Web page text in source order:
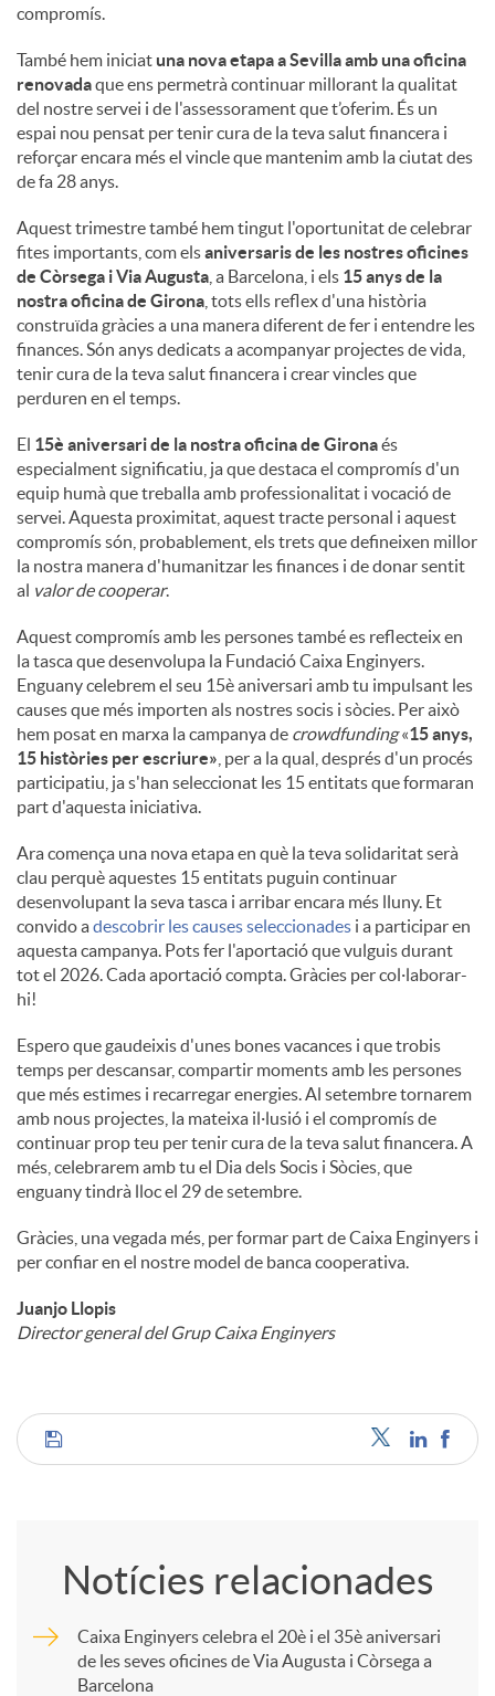
compromís.
També hem iniciat una nova etapa a Sevilla amb una oficina
renovadaque ens permetrà continuar millorant la qualitat
del nostre servei i de l'assessorament que t’oferim. És un
espai nou pensat per tenir cura de la teva salut financera i
reforçar encara més el vincle que mantenim amb la ciutat des
de fa 28 anys.
Aquest trimestre també hem tingut l'oportunitat de celebrar
fites importants, com elsaniversaris de les nostres oficines
de Còrsega i Via Augusta , a Barcelona, ​​i els 15 anys de la
nostra oficina de Girona , tots ells reflex d'una història
construïda gràcies a una manera diferent de fer i entendre les
finances. Són anys dedicats a acompanyar projectes de vida,
tenir cura de la teva salut financera i crear vincles que
perduren en el temps.
El 15è aniversari de la nostra oficina de Gironaés
especialment significatiu, ja que destaca el compromís d'un
equip humà que treballa amb professionalitat i vocació de
servei. Aquesta proximitat, aquest tracte personal i aquest
compromís són, probablement, els trets que defineixen millor
la nostra manera d'humanitzar les finances i de donar sentit
al valor de cooperar.
Aquest compromís amb les persones també es reflecteix en
la tasca que desenvolupa la Fundació Caixa Enginyers.
Enguany celebrem el seu 15è aniversari amb tu impulsant les
causes que més importen als nostres socis i sòcies. Per això
hem posat en marxa la campanya de crowdfunding«15 anys,
15 històries per escriure» , per a la qual, després d'un procés
participatiu, ja s'han seleccionat les 15 entitats que formaran
part d'aquesta iniciativa.
Ara comença una nova etapa en què la teva solidaritat serà
clau perquè aquestes 15 entitats puguin continuar
desenvolupant la seva tasca i arribar encara més lluny. Et
convido adescobrir les causes seleccionades i a participar en
aquesta campanya. Pots fer l'aportació que vulguis durant
tot el 2026. Cada aportació compta. Gràcies per col·laborar-
hi!
Espero que gaudeixis d'unes bones vacances i que trobis
temps per descansar, compartir moments amb les persones
que més estimes i recarregar energies. Al setembre tornarem
amb nous projectes, la mateixa il·lusió i el compromís de
continuar prop teu per tenir cura de la teva salut financera. A
més, celebrarem amb tu el Dia dels Socis i Sòcies, que
enguany tindrà lloc el 29 de setembre.
Gràcies, una vegada més, per formar part de Caixa Enginyers i
per confiar en el nostre model de banca cooperativa.
Juanjo Llopis
Director general del Grup Caixa Enginyers
C
Notícies relacionades
Caixa Enginyers celebra el 20è i el 35è aniversari
de les seves oficines de Via Augusta i Còrsega a
Barcelona